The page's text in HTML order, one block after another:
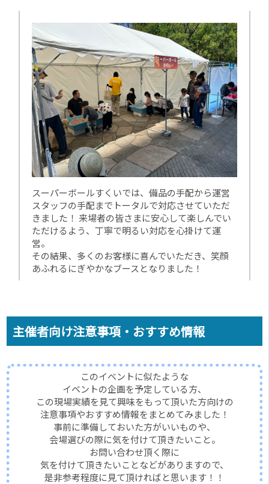
スーパーボールすくいでは、備品の手配から運営
スタッフの手配までトータルで対応させていただ
きました！ 来場者の皆さまに安心して楽しんでい
ただけるよう、丁寧で明るい対応を心掛けて運
営。
その結果、多くのお客様に喜んでいただき、笑顔
あふれるにぎやかなブースとなりました！
主催者向け注意事項・おすすめ情報
このイベントに似たような
イベントの企画を予定している方、
この現場実績を見て興味をもって頂いた方向けの
注意事項やおすすめ情報をまとめてみました！
事前に準備しておいた方がいいものや、
会場選びの際に気を付けて頂きたいこと。
お問い合わせ頂く際に
気を付けて頂きたいことなどがありますので、
是非参考程度に見て頂ければと思います！！